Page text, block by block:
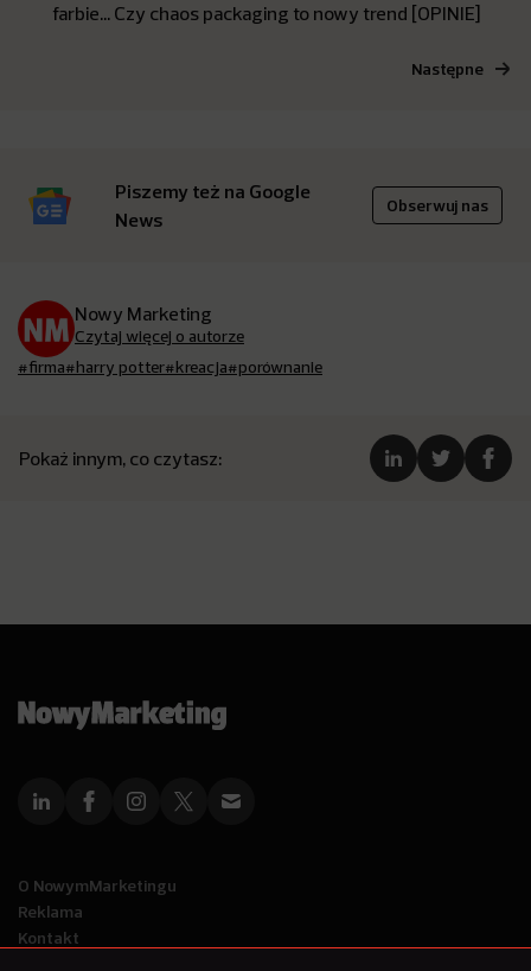
farbie… Czy chaos packaging to nowy trend [OPINIE]
Następne
Piszemy też na Google
News
Obserwuj nas
Nowy Marketing
Czytaj więcej o autorze
#firma#harry potter#kreacja#porównanie
Pokaż innym, co czytasz:
O NowymMarketingu
Reklama
Kontakt